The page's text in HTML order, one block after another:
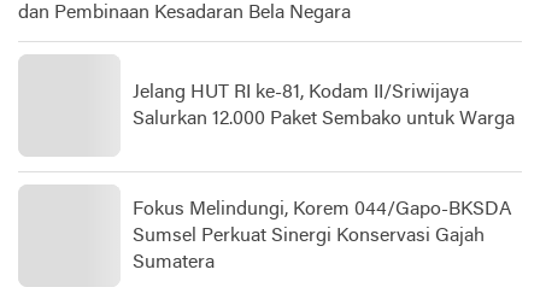
dan Pembinaan Kesadaran Bela Negara
Jelang HUT RI ke-81, Kodam II/Sriwijaya
Salurkan 12.000 Paket Sembako untuk Warga
Fokus Melindungi, Korem 044/Gapo-BKSDA
Sumsel Perkuat Sinergi Konservasi Gajah
Sumatera